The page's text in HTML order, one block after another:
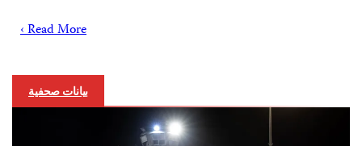
Read More ›
بيانات صحفية